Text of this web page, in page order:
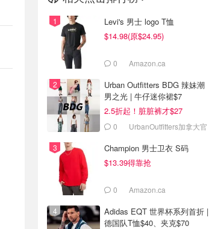
Levi's 男士 logo T恤
$14.98(原$24.95)
0 Amazon.ca
Urban Outfitters BDG 辣妹潮
男之光 | 牛仔迷你裙$7
2.5折起！脏脏裤才$27
0
UrbanOutfitters加拿大官
Champion 男士卫衣 S码
$13.39得靠抢
0 Amazon.ca
Adidas EQT 世界杯系列首折 |
德国队T恤$40、夹克$70